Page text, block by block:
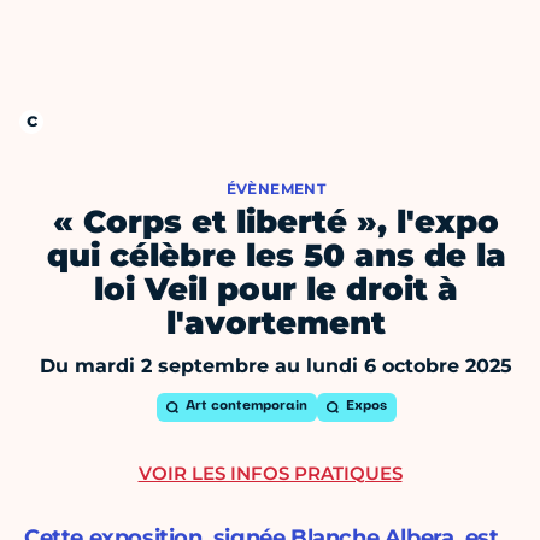
ÉVÈNEMENT
« Corps et liberté », l'expo
qui célèbre les 50 ans de la
loi Veil pour le droit à
l'avortement
Du mardi 2 septembre au lundi 6 octobre 2025
Art contemporain Expos
VOIR LES INFOS PRATIQUES